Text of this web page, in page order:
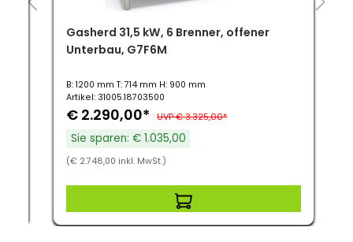
Gasherd 31,5 kW, 6 Brenner, offener
Unterbau, G7F6M
B: 1200 mm T: 714 mm H: 900 mm
Artikel: 31005.18703500
€ 2.290,00* UVP € 3.325,00*
Sie sparen: € 1.035,00
(€ 2.748,00 inkl. MwSt.)